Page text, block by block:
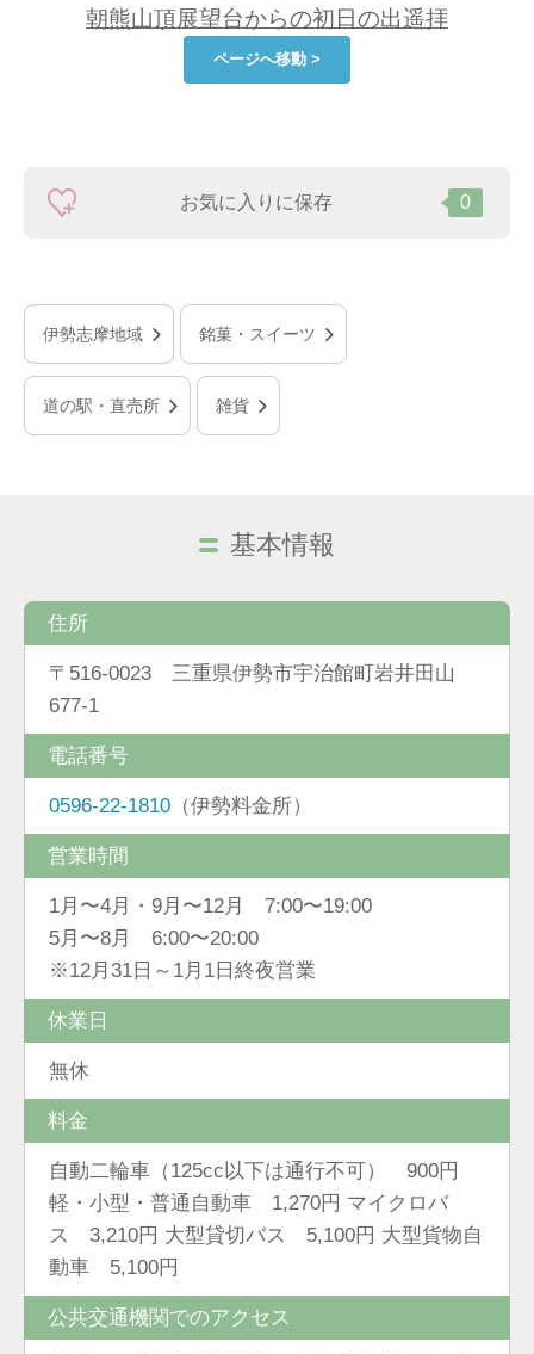
朝熊山頂展望台からの初日の出遥拝
ページへ移動 >
お気に入りに保存 0
伊勢志摩地域 銘菓・スイーツ
道の駅・直売所 雑貨
基本情報
住所
〒516-0023 三重県伊勢市宇治館町岩井田山
677-1
電話番号
0596-22-1810 （伊勢料金所）
営業時間
1月〜4月・9月〜12月 7:00〜19:00
5月〜8月 6:00〜20:00
※12月31日～1月1日終夜営業
休業日
無休
料金
自動二輪車（125cc以下は通行不可） 900円
軽・小型・普通自動車 1,270円 マイクロバ
ス 3,210円 大型貸切バス 5,100円 大型貨物自
動車 5,100円
公共交通機関でのアクセス